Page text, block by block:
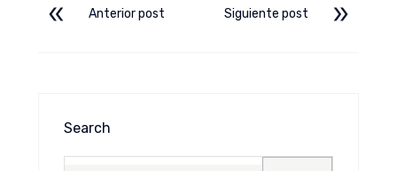
Anterior post Siguiente post
Search